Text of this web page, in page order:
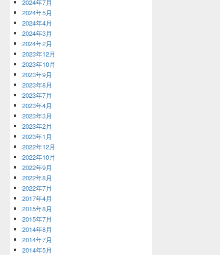
2024年7月
2024年5月
2024年4月
2024年3月
2024年2月
2023年12月
2023年10月
2023年9月
2023年8月
2023年7月
2023年4月
2023年3月
2023年2月
2023年1月
2022年12月
2022年10月
2022年9月
2022年8月
2022年7月
2017年4月
2015年8月
2015年7月
2014年8月
2014年7月
2014年5月